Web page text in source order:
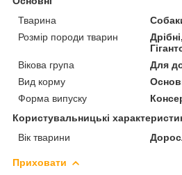
Тварина
Розмір породи тварин
Вікова група
Для
Вид корму
Форма випуску
Користувальницькі
Вік тварини
Приховати